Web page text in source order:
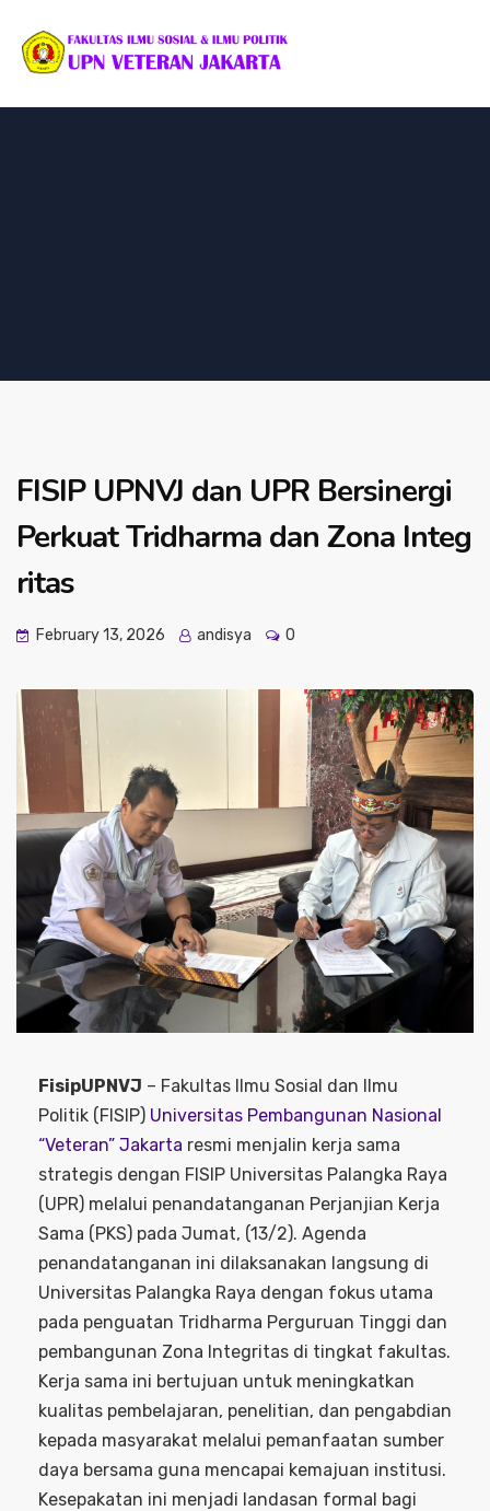
FISIP UPNVJ dan UPR Bersinergi
Perkuat Tridharma dan Zona Integ
ritas
February 13, 2026 andisya 0
FisipUPNVJ – Fakultas Ilmu Sosial dan Ilmu
Politik (FISIP) Universitas Pembangunan Nasional
“Veteran” Jakarta resmi menjalin kerja sama
strategis dengan FISIP Universitas Palangka Raya
(UPR) melalui penandatanganan Perjanjian Kerja
Sama (PKS) pada Jumat, (13/2). Agenda
penandatanganan ini dilaksanakan langsung di
Universitas Palangka Raya dengan fokus utama
pada penguatan Tridharma Perguruan Tinggi dan
pembangunan Zona Integritas di tingkat fakultas.
Kerja sama ini bertujuan untuk meningkatkan
kualitas pembelajaran, penelitian, dan pengabdian
kepada masyarakat melalui pemanfaatan sumber
daya bersama guna mencapai kemajuan institusi.
Kesepakatan ini menjadi landasan formal bagi